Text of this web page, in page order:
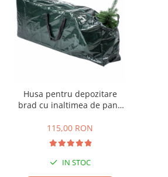
Husa pentru depozitare
brad cu inaltimea de pana
verde
115,00 RON
IN STOC